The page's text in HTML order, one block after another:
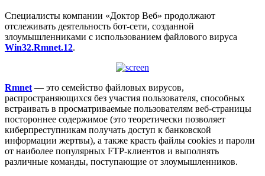
Специалисты компании «Доктор Веб» продолжают
отслеживать деятельность бот-сети, созданной
злоумышленниками с использованием файлового вируса
Win32.Rmnet.12.
Rmnet — это семейство файловых вирусов,
распространяющихся без участия пользователя, способных
встраивать в просматриваемые пользователям веб-страницы
постороннее содержимое (это теоретически позволяет
киберпреступникам получать доступ к банковской
информации жертвы), а также красть файлы cookies и пароли
от наиболее популярных FTP-клиентов и выполнять
различные команды, поступающие от злоумышленников.